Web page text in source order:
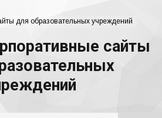
для образовательных учреждений
сайты